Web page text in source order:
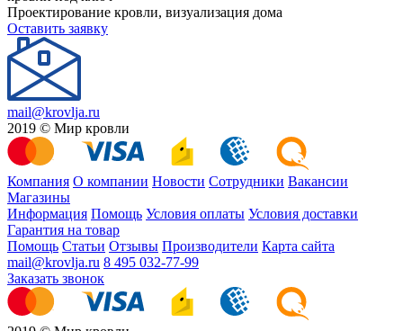
Проектирование кровли, визуализация дома
Оставить заявку
mail@krovlja.ru
2019 © Мир кровли
Компания О компании Новости Сотрудники Вакансии
Магазины
Информация Помощь Условия оплаты Условия доставки
Гарантия на товар
Помощь Статьи Отзывы Производители Карта сайта
mail@krovlja.ru 8 495 032-77-99
Заказать звонок